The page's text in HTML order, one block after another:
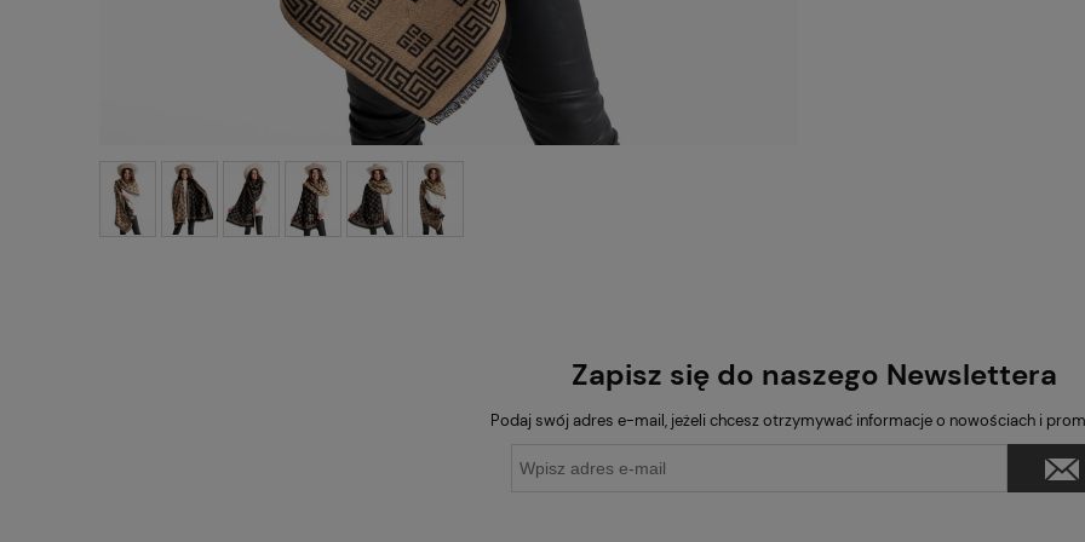
Zapisz się do naszego Newslettera
Podaj swój adres e-mail, jeżeli chcesz otrzymywać informacje o nowościach i